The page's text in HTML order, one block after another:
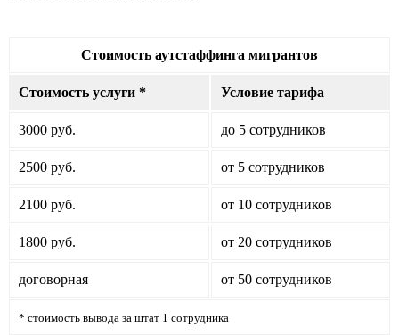
Стоимость аутстаффинга мигрантов
Стоимость услуги * Условие тарифа
3000 руб. до 5 сотрудников
2500 руб. от 5 сотрудников
2100 руб. от 10 сотрудников
1800 руб. от 20 сотрудников
договорная от 50 сотрудников
* стоимость вывода за штат 1 сотрудника